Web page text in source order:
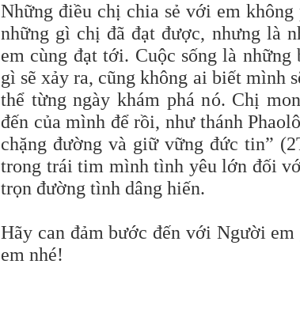
Những điều chị chia sẻ với em
những gì chị đã đạt được, nhưng là
em cùng đạt tới. Cuộc sống là
gì sẽ xảy ra, cũng không ai biết mình
thể từng ngày khám phá nó. Chị
đến của mình để rồi, như thánh
chặng đường và giữ vững đức tin”
trong trái tim mình tình yêu lớn đối
trọn đường tình dâng hiến.
Hãy can đảm bước đến với Người
em nhé!